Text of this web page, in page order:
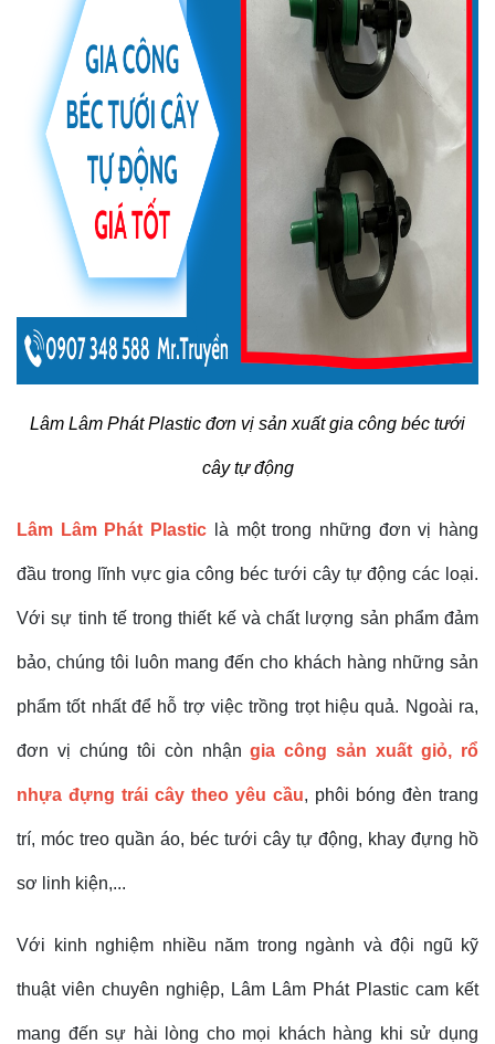
Lâm Lâm Phát Plastic đơn vị sản xuất gia công béc tưới
cây tự động
Lâm Lâm Phát Plastic là một trong những đơn vị hàng
đầu trong lĩnh vực gia công béc tưới cây tự động các loại.
Với sự tinh tế trong thiết kế và chất lượng sản phẩm đảm
bảo, chúng tôi luôn mang đến cho khách hàng những sản
phẩm tốt nhất để hỗ trợ việc trồng trọt hiệu quả. Ngoài ra,
đơn vị chúng tôi còn nhậngia công sản xuất giỏ, rổ
nhựa đựng trái cây theo yêu cầu, phôi bóng đèn trang
trí, móc treo quần áo, béc tưới cây tự động, khay đựng hồ
sơ linh kiện,...
Với kinh nghiệm nhiều năm trong ngành và đội ngũ kỹ
thuật viên chuyên nghiệp, Lâm Lâm Phát Plastic cam kết
mang đến sự hài lòng cho mọi khách hàng khi sử dụng